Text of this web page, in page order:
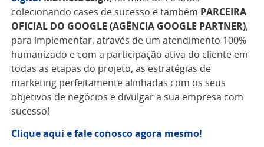
colecionando cases de sucesso e também PARCEIRA
OFICIAL DO GOOGLE (AGÊNCIA GOOGLE PARTNER),
para implementar, através de um atendimento 100%
humanizado e com a participação ativa do cliente em
todas as etapas do projeto, as estratégias de
marketing perfeitamente alinhadas com os seus
objetivos de negócios e divulgar a sua empresa com
sucesso!
Clique aqui e fale conosco agora mesmo!